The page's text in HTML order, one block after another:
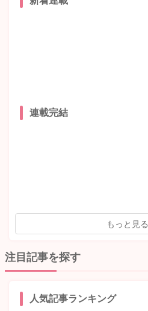
連載完結
もっと見る
注目記事を探す
人気記事ランキング